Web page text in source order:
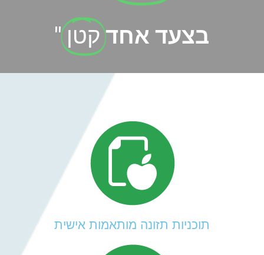
בצעד אחד קטן "
תוכניות תזונה מותאמות אישית